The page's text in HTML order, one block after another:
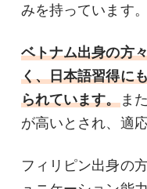
みを持っています。
ベトナム出身の方
く、日本語習得に
られています。ま
が高いとされ、適
フィリピン出身の